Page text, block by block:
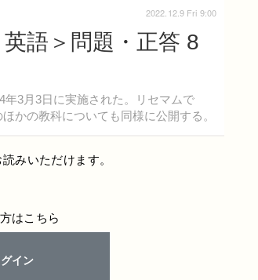
語＞問題・正答 8
3月3日に実施された。リセマムで
かの教科についても同様に公開する。
2022.12.9 Fri 9:00
みいただけます。
はこちら
イン